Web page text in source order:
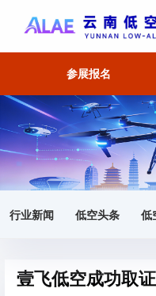
参展报名
行业新闻 低空头条 低
首页 企业新闻 正文
壹飞低空成功取